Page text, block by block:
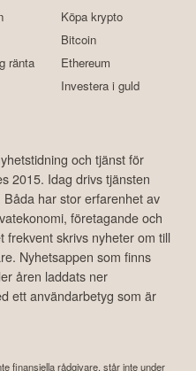
ränta
Köpa krypto
Bitcoin
Ethereum
Investera i guld
och tjänst för
2015. Idag drivs tjänsten
Båda har stor erfarenhet av
företagande och
frekvent skrivs nyheter om till
Nyhetsappen som finns
åren laddats ner
ett användarbetyg som är
finansiella rådgivare, står inte under